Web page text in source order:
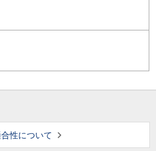
性について